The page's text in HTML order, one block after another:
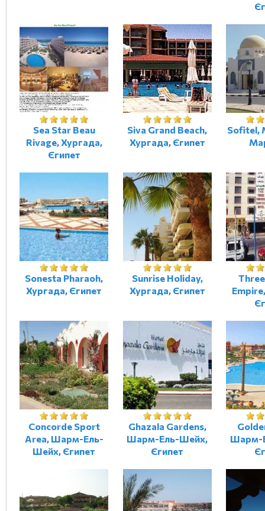
Sea Star Beau
Rivage, Хургада,
Єгипет
Siva Grand Beach,
Хургада, Єгипет
Sofitel,
Sonesta Pharaoh,
Хургада, Єгипет
Sunrise Holiday,
Хургада, Єгипет
Concorde Sport
Area, Шарм-Ель-
Шейх, Єгипет
Ghazala Gardens,
Шарм-Ель-Шейх,
Єгипет
Шарм-